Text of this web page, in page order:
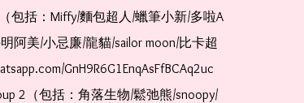
包括：Miffy/麵包超人/蠟筆小新/多啦A
阿美/小忌廉/龍貓/sailor moon/比卡超
GnH9R6G1EnqAsFfBCAq2uc
2（包括：角落生物/鬆弛熊/snoopy/